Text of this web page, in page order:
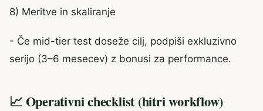
8) Meritve in skaliranje
- Če mid-tier test doseže cilj, podpiši exkluzivno
serijo (3–6 mesecev) z bonusi za performance.
📈 Operativni checklist (hitri workflow)